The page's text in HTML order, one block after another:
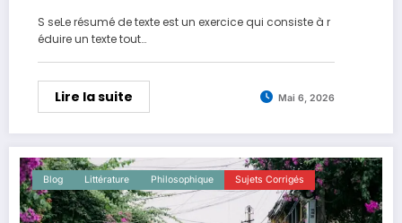
S seLe résumé de texte est un exercice qui consiste à r
éduire un texte tout…
Lire la suite Mai 6, 2026
Blog Littérature Philosophique Sujets Corrigés